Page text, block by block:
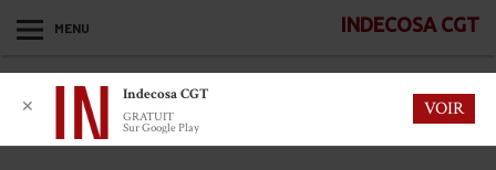
MENU INDECOSA CGT
✕
Indecosa CGT
GRATUIT
Sur Google Play
VOIR